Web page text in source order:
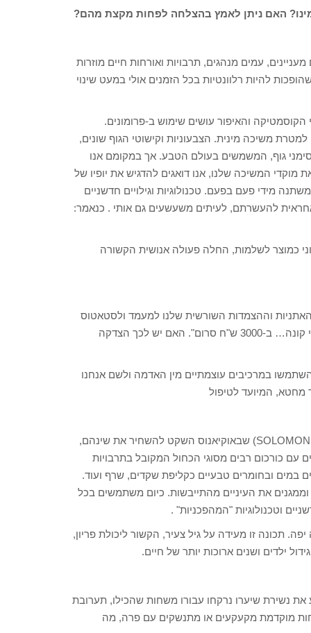
האם ניתן לאמץ בהצלחה לפחות מקצת מהם?
עמים מנהגים, תרבויות ואורחות חיים מוזרות
להיות רלוונטיות בכל הזמנים אולי במעט שינוי
והאיפור עושים שימוש ב-פרומונים.
משיכה מינית. הצבעוניות וקישוטי הגוף שונים,
סימני גוף, המשמשים בעולם הטבע. אך במקומם אנו
המשיכה שלנו, אנו דואגים להדגיש את יופיו של
מידי פעם בפעם. טכנולוגיות וגילויים חדשניים
אחראית להעשרתם, לעיתים משעשעים גם אותי . כנאמר:
כמוצר לשלמות, החלה פעולה אנושית הקשורה
וההצמדות השורשית שלנו למעמד ולסטאטוס
האישי בשימוש עם מוצרי הטיפוח. כי הרי נעים יותר לומר :" נכון אני קונה… ב-3000 ש"ח סרום". האם יש לכך הצדקה
במרכיבים עוצמתיים מין האדמה ולשם אנחנו
מחטא, המיועד לטיפול
"נוטי" – תערובת צמחים שבהם נהגו אנשי "איי שלמה" (SOLOMON ISLANDS) שבאוקיאנוס השקט להשחיר את שינהם,
עם כורכום רבים מסוגי הכחול המקובל בתרבויות
במים ובחומרים טבעיים כקליפת שקדים, שרף ועוד.
את העיניים מהתייבשות. כיום משתמשים בכל
וטכנולוגיות "המהפכניות" .
תכונה זו מעידה על גיל צעיר, הקשור ליכולת פריון,
ילדים ושנים ארוכות יותר של חיים.
את נשירת שיערו נרקחו עבורו משחות שהכילו, תערובת
מוקדמת מקעקעים או מתנשקים עם פרה, מה